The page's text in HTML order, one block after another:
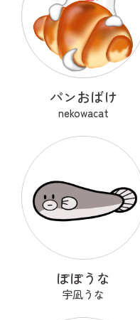
パンおばけ
nekowacat
ぽぽうな
宇凪うな